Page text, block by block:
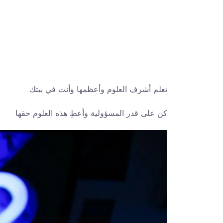
تعلم أشرف العلوم وأعظمها وأنت في بيتك
كن على قدر المسؤولية وأعطِ هذه العلوم حقها